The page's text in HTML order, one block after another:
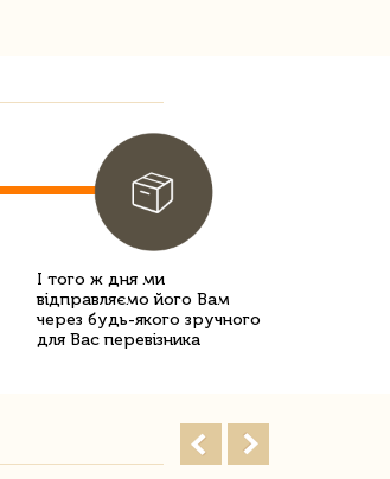
І того ж дня ми
відправляємо його Вам
через будь-якого зручного
для Вас перевізника